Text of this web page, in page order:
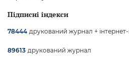
Підписні індекси
78444 друкований журнал +
89613 друкований журнал